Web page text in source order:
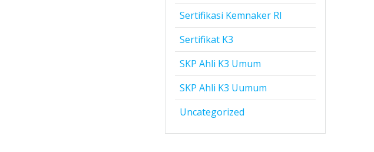
Sertifikasi Kemnaker RI
Sertifikat K3
SKP Ahli K3 Umum
SKP Ahli K3 Uumum
Uncategorized